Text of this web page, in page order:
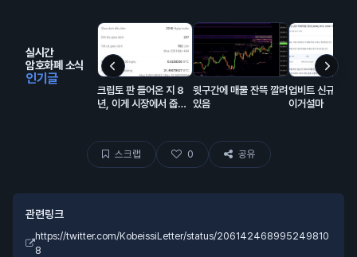
실시간
암호화폐 소식
인기글
크립토 판 들어온 지 8
년, 이게 시장에서 줍줍
윗구간에 매물 잔뜩 깔려
있음
업비트 신규상장
이거설마
스크랩 0 공유
관련링크
https://twitter.com/KobeissiLetter/status/206142468995249810
8